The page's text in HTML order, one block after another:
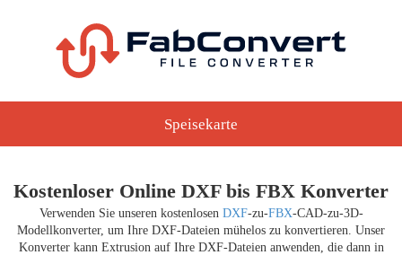
Speisekarte
Kostenloser Online DXF bis FBX Konverter
Verwenden Sie unseren kostenlosen DXF-zu-FBX-CAD-zu-3D-
Modellkonverter, um Ihre DXF-Dateien mühelos zu konvertieren. Unser
Konverter kann Extrusion auf Ihre DXF-Dateien anwenden, die dann in